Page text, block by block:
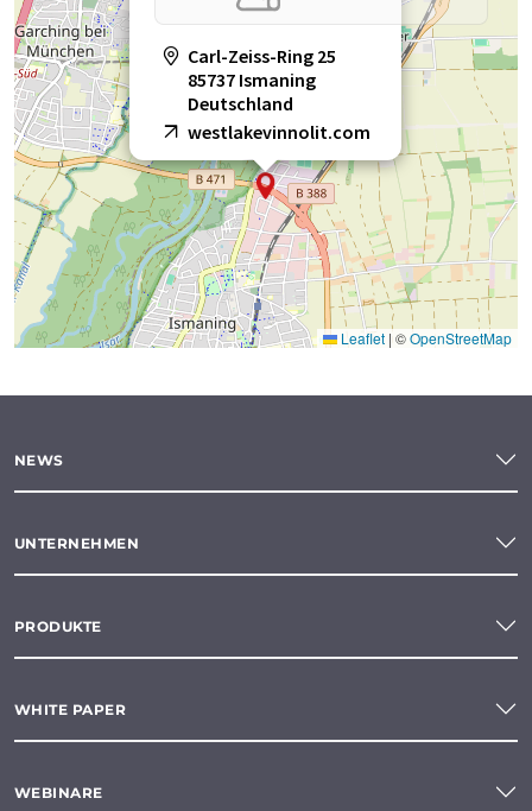
Carl-Zeiss-Ring 25
85737 Ismaning
Deutschland
westlakevinnolit.com
Leaflet | ©OpenStreetMap
NEWS
UNTERNEHMEN
PRODUKTE
WHITE PAPER
WEBINARE